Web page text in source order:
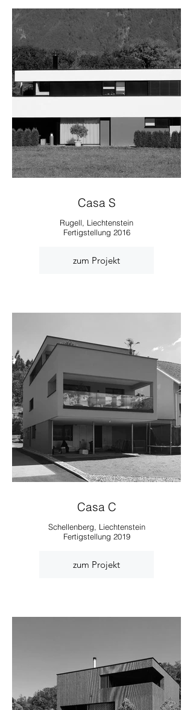
Casa S
Rugell, Liechtenstein
Fertigstellung 2016
zum Projekt
Casa C
Schellenberg, Liechtenstein
Fertigstellung 2019
zum Projekt